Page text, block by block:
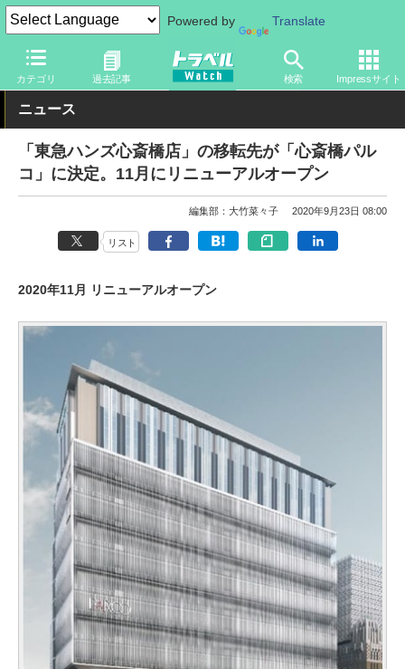
Powered by Translate
カテゴリ 過去記事 検索 Impressサイト
トラベル Watch 地域 国内旅行 京都・大阪
ニュース
「東急ハンズ心斎橋店」の移転先が「心斎橋パル
コ」に決定。11月にリニューアルオープン
編集部：大竹菜々子 2020年9月23日 08:00
リスト
2020年11月 リニューアルオープン